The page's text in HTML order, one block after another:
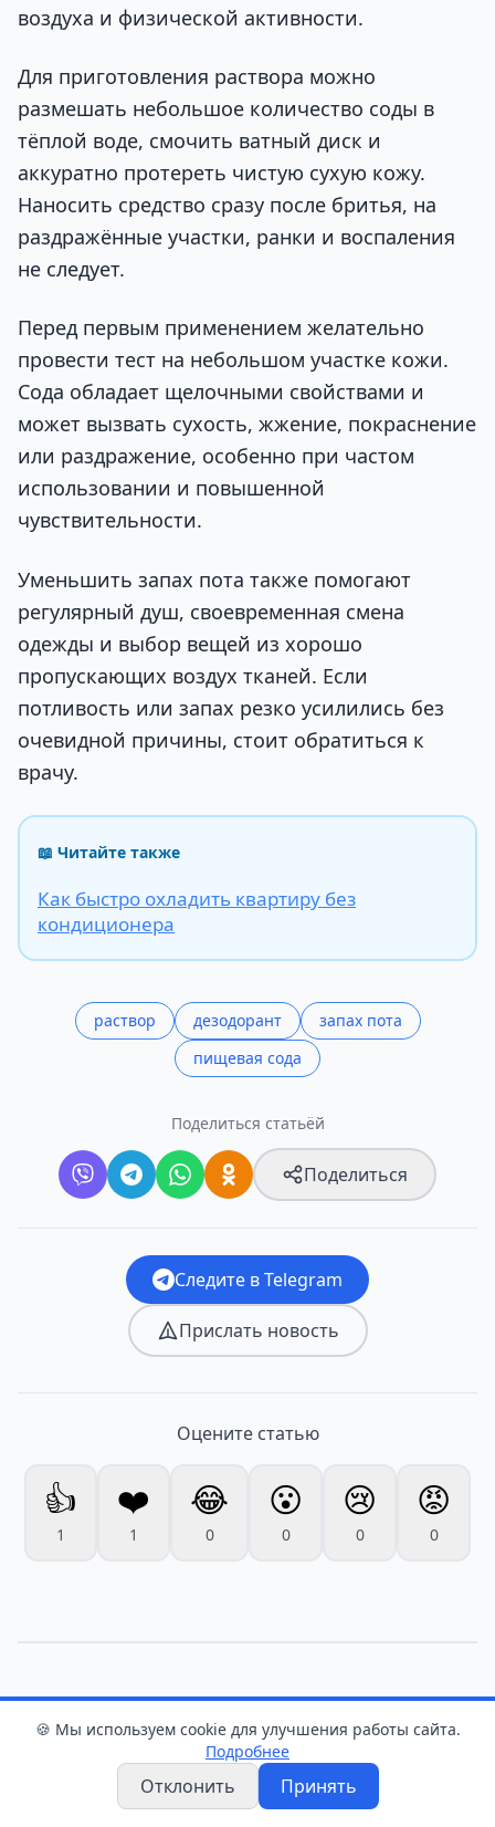
воздуха и физической активности.
Для приготовления раствора можно
размешать небольшое количество соды в
тёплой воде, смочить ватный диск и
аккуратно протереть чистую сухую кожу.
Наносить средство сразу после бритья, на
раздражённые участки, ранки и воспаления
не следует.
Перед первым применением желательно
провести тест на небольшом участке кожи.
Сода обладает щелочными свойствами и
может вызвать сухость, жжение, покраснение
или раздражение, особенно при частом
использовании и повышенной
чувствительности.
Уменьшить запах пота также помогают
регулярный душ, своевременная смена
одежды и выбор вещей из хорошо
пропускающих воздух тканей. Если
потливость или запах резко усилились без
очевидной причины, стоит обратиться к
врачу.
📖 Читайте также
Как быстро охладить квартиру без
кондиционера
раствор дезодорант
запах пота
пищевая сода
Поделиться статьёй
Поделиться
Следите в Telegram
Прислать новость
Оцените статью
👍
1
❤️
1
😂
0
😮
0
😢
0
😡
0
Агроном рассказал, чем
подкормить помидоры в
🍪 Мы используем cookie для улучшения работы сайта.
Подробнее
Отклонить Принять